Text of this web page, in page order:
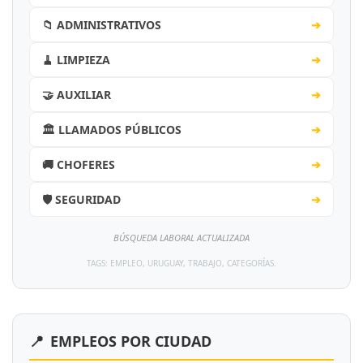
📁 ADMINISTRATIVOS ➔
🧹 LIMPIEZA ➔
🤝 AUXILIAR ➔
🏛️ LLAMADOS PÚBLICOS ➔
🚚 CHOFERES ➔
🛡️ SEGURIDAD ➔
BÚSQUEDA LABORAL ACTUALIZADA
TAGS: EMPLEO, URUGUAY, TRABAJO, CATEGORÍAS.
📍 EMPLEOS POR CIUDAD